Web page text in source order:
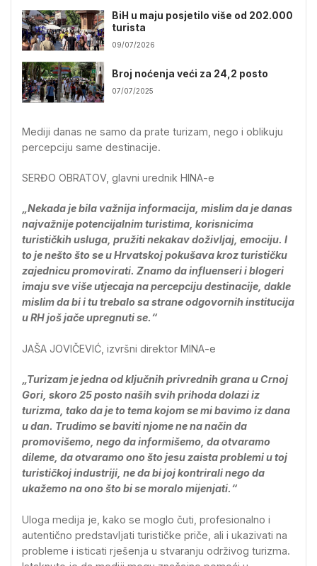
BiH u maju posjetilo više od 202.000
turista
09/07/2026
Broj noćenja veći za 24,2 posto
07/07/2025
Mediji danas ne samo da prate turizam, nego i oblikuju
percepciju same destinacije.
SERĐO OBRATOV, glavni urednik HINA-e
„Nekada je bila važnija informacija, mislim da je danas
najvažnije potencijalnim turistima, korisnicima
turističkih usluga, pružiti nekakav doživljaj, emociju. I
to je nešto što se u Hrvatskoj pokušava kroz turističku
zajednicu promovirati. Znamo da influenseri i blogeri
imaju sve više utjecaja na percepciju destinacije, dakle
mislim da bi i tu trebalo sa strane odgovornih institucija
u RH još jače upregnuti se.“
JAŠA JOVIČEVIĆ, izvršni direktor MINA-e
„Turizam je jedna od ključnih privrednih grana u Crnoj
Gori, skoro 25 posto naših svih prihoda dolazi iz
turizma, tako da je to tema kojom se mi bavimo iz dana
u dan. Trudimo se baviti njome ne na način da
promovišemo, nego da informišemo, da otvaramo
dileme, da otvaramo ono što jesu zaista problemi u toj
turističkoj industriji, ne da bi joj kontrirali nego da
ukažemo na ono što bi se moralo mijenjati.“
Uloga medija je, kako se moglo čuti, profesionalno i
autentično predstavljati turističke priče, ali i ukazivati na
probleme i isticati rješenja u stvaranju održivog turizma.